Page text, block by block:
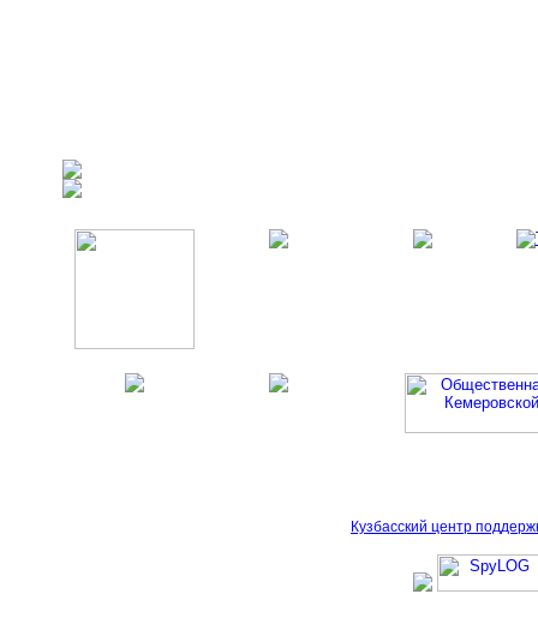
Кузбасский центр